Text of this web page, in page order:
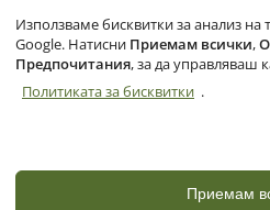
Използваме бисквитки за анализ на
Google. Натисни Приемам всички,
Предпочитания, за да управляваш
Политиката за бисквитки .
Приемам
НачалоКатегории